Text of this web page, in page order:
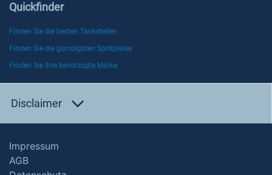
Quickfinder
Finden Sie die besten Tankstellen
Finden Sie die günstigsten Spritpreise
Finden Sie Ihre bevorzugte Marke
Disclaimer
Impressum
AGB